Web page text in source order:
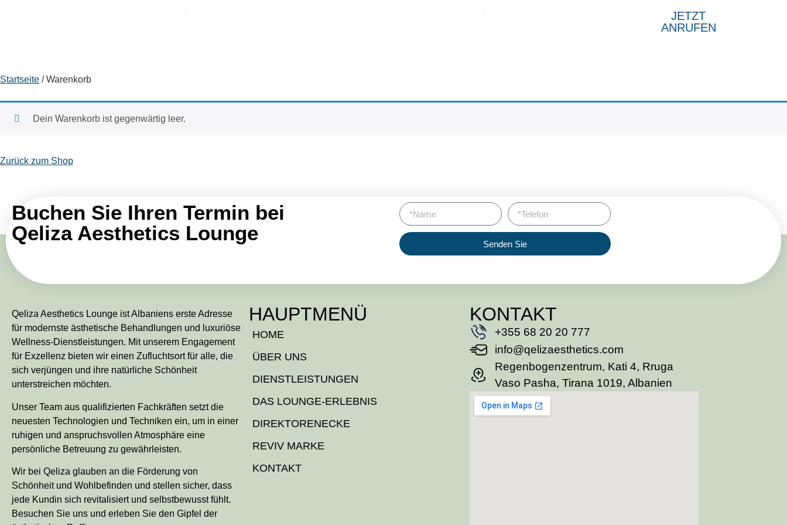
JETZT
ANRUFEN
Startseite / Warenkorb
Dein Warenkorb ist gegenwärtig leer.
Zurück zum Shop
Buchen Sie Ihren Termin bei
Qeliza Aesthetics Lounge
Senden Sie
Qeliza Aesthetics Lounge ist Albaniens erste Adresse
für modernste ästhetische Behandlungen und luxuriöse
Wellness-Dienstleistungen. Mit unserem Engagement
für Exzellenz bieten wir einen Zufluchtsort für alle, die
sich verjüngen und ihre natürliche Schönheit
unterstreichen möchten.
Unser Team aus qualifizierten Fachkräften setzt die
neuesten Technologien und Techniken ein, um in einer
ruhigen und anspruchsvollen Atmosphäre eine
persönliche Betreuung zu gewährleisten.
Wir bei Qeliza glauben an die Förderung von
Schönheit und Wohlbefinden und stellen sicher, dass
jede Kundin sich revitalisiert und selbstbewusst fühlt.
Besuchen Sie uns und erleben Sie den Gipfel der
HAUPTMENÜ
HOME
ÜBER UNS
DIENSTLEISTUNGEN
DAS LOUNGE-ERLEBNIS
DIREKTORENECKE
REVIV MARKE
KONTAKT
KONTAKT
+355 68 20 20 777
info@qelizaesthetics.com
Regenbogenzentrum, Kati 4, Rruga
Vaso Pasha, Tirana 1019, Albanien